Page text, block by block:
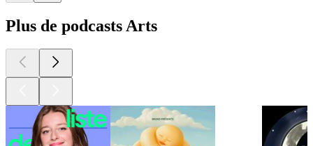
Plus de podcasts Arts